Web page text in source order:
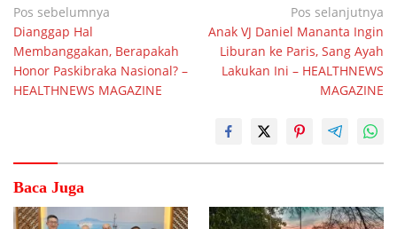
Navigasi
pos
Pos sebelumnya
Dianggap Hal
Membanggakan, Berapakah
Honor Paskibraka Nasional? –
HEALTHNEWS MAGAZINE
Pos selanjutnya
Anak VJ Daniel Mananta Ingin
Liburan ke Paris, Sang Ayah
Lakukan Ini – HEALTHNEWS
MAGAZINE
Baca Juga